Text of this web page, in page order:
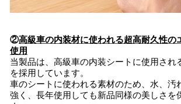
②高級車の内装材に使われる超高耐久性の
使用
当製品は、高級車の内装シートに使用され
を採用しています。
車のシートに使われる素材のため、水、汚
強く、長年使用しても新品同様の美しさを